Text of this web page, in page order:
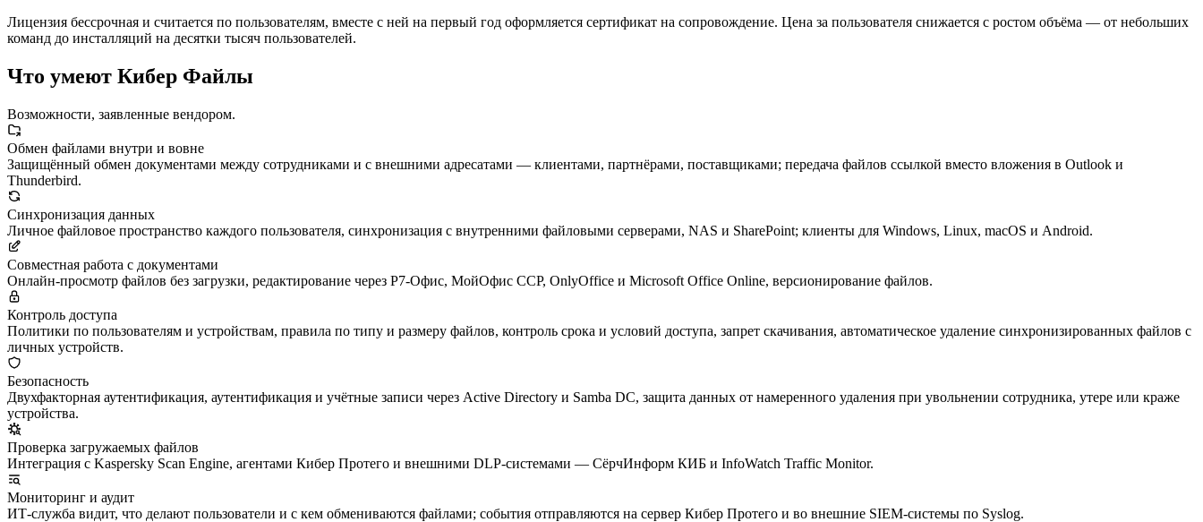
Лицензия бессрочная и считается по пользователям, вместе с ней на первый год оформляется сертификат на сопровождение. Цена за пользователя снижается с ростом объёма — от небольших
команд до инсталляций на десятки тысяч пользователей.
Что умеют Кибер Файлы
Возможности, заявленные вендором.
Обмен файлами внутри и вовне
Защищённый обмен документами между сотрудниками и с внешними адресатами — клиентами, партнёрами, поставщиками; передача файлов ссылкой вместо вложения в Outlook и
Thunderbird.
Синхронизация данных
Личное файловое пространство каждого пользователя, синхронизация с внутренними файловыми серверами, NAS и SharePoint; клиенты для Windows, Linux, macOS и Android.
Совместная работа с документами
Онлайн-просмотр файлов без загрузки, редактирование через Р7-Офис, МойОфис ССР, OnlyOffice и Microsoft Office Online, версионирование файлов.
Контроль доступа
Политики по пользователям и устройствам, правила по типу и размеру файлов, контроль срока и условий доступа, запрет скачивания, автоматическое удаление синхронизированных файлов с
личных устройств.
Безопасность
Двухфакторная аутентификация, аутентификация и учётные записи через Active Directory и Samba DC, защита данных от намеренного удаления при увольнении сотрудника, утере или краже
устройства.
Проверка загружаемых файлов
Интеграция с Kaspersky Scan Engine, агентами Кибер Протего и внешними DLP-системами — СёрчИнформ КИБ и InfoWatch Traffic Monitor.
Мониторинг и аудит
ИТ-служба видит, что делают пользователи и с кем обмениваются файлами; события отправляются на сервер Кибер Протего и во внешние SIEM-системы по Syslog.